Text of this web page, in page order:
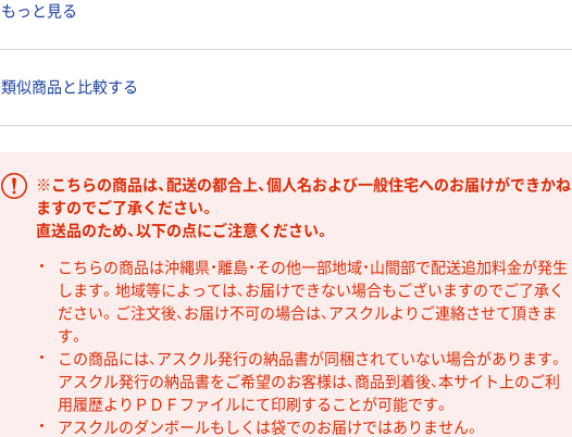
もっと見る
類似商品と比較する
※こちらの商品は、配送の都合上、個人名および一般住宅へのお届けができかね
ますのでご了承ください。
直送品のため、以下の点にご注意ください。
こちらの商品は沖縄県・離島・その他一部地域・山間部で配送追加料金が発生
します。地域等によっては、お届けできない場合もございますのでご了承く
ださい。ご注文後、お届け不可の場合は、アスクルよりご連絡させて頂きま
す。
この商品には、アスクル発行の納品書が同梱されていない場合があります。
アスクル発行の納品書をご希望のお客様は、商品到着後、本サイト上のご利
用履歴よりＰＤＦファイルにて印刷することが可能です。
アスクルのダンボールもしくは袋でのお届けではありません。